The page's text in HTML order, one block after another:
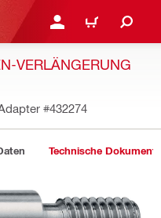
ANMELDEN ODER
WARENKORB
VERLÄNGERUNG
#432274
Technische Dokumente